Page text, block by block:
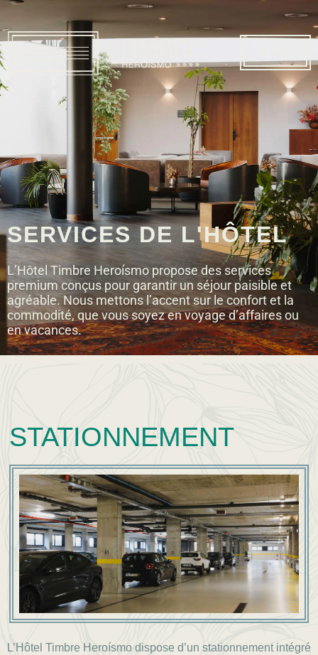
SERVICES DE L'HÔTEL
L’Hôtel Timbre Heroísmo propose des services
premium conçus pour garantir un séjour paisible et
agréable. Nous mettons l’accent sur le confort et la
commodité, que vous soyez en voyage d’affaires ou
en vacances.
STATIONNEMENT
L’Hôtel Timbre Heroísmo dispose d’un stationnement intégré